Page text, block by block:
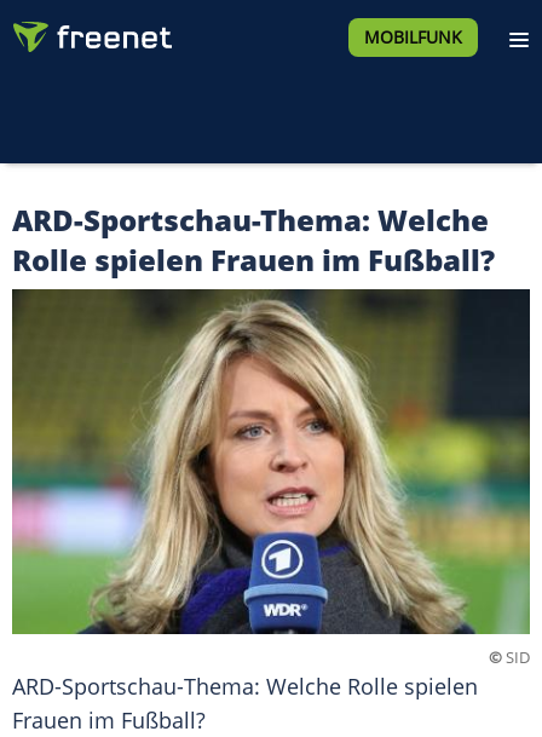
MOBILFUNK
ARD-Sportschau-Thema: Welche
Rolle spielen Frauen im Fußball?
©SID
ARD-Sportschau-Thema: Welche Rolle spielen
Frauen im Fußball?